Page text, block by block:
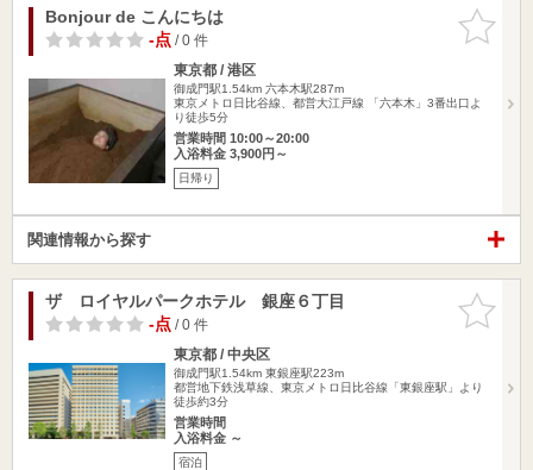
お気に入
りに追加
Bonjour de こんにちは
-点/ 0 件
東京都 / 港区
御成門駅1.54km 六本木駅287m
東京メトロ日比谷線、都営大江戸線 「六本木」3番出口よ
り徒歩5分
営業時間 10:00～20:00
入浴料金 3,900円～
日帰り
関連情報から探す
お気に入
りに追加
ザ ロイヤルパークホテル 銀座６丁目
-点/ 0 件
東京都 / 中央区
御成門駅1.54km 東銀座駅223m
都営地下鉄浅草線、東京メトロ日比谷線「東銀座駅」より
徒歩約3分
営業時間
入浴料金 ～
宿泊